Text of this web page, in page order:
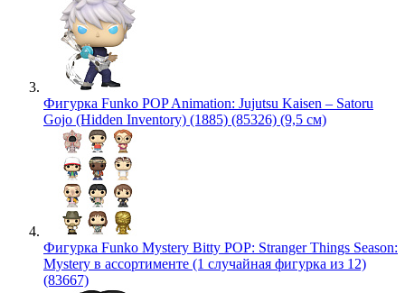
Фигурка Funko POP Animation: Jujutsu Kaisen – Satoru
Gojo (Hidden Inventory) (1885) (85326) (9,5 см)
Фигурка Funko Mystery Bitty POP: Stranger Things Season:
Mystery в ассортименте (1 случайная фигурка из 12)
(83667)